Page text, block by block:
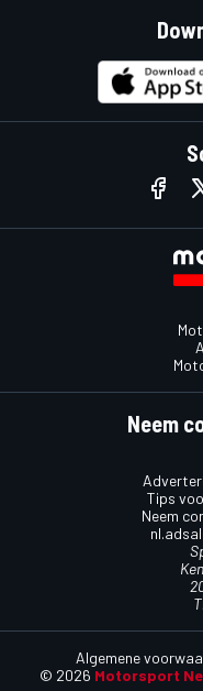
Neem
Tips
Neem
© 2026 Motorsport
Algemene